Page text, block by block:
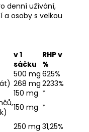
denní užívání,
a osoby s velkou
v 1
sáčku
RHP v
%
500 mg 625%
268 mg 2233%
150 mg *
150 mg *
250 mg 31,25%